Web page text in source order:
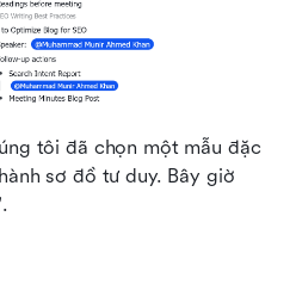
tôi đã chọn một mẫu đặc
sơ đồ tư duy. Bây giờ